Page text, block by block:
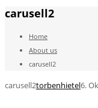
carusell2
Home
About us
carusell2
carusell2torbenhietel6.